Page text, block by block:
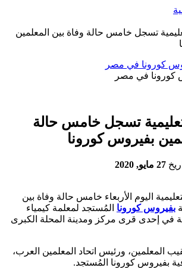
تسجل خامس حالة وفاة بين المعلمين
كورونا في مصر
تسجل خامس حالة
بفيروس كورونا
27 مايو, 2020
اليوم الأربعاء خامس حالة وفاة بين
بفيروس كورونا المُستجد لمعلمة كيمياء
في إحدى قرى مركز ومدينة المحلة الكبرى
المعلمين، ورئيس اتحاد المعلمين العرب،
بفيروس كورونا المُستجد.